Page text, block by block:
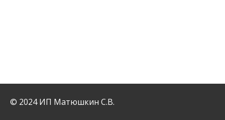
© 2024 ИП Матюшкин С.В.